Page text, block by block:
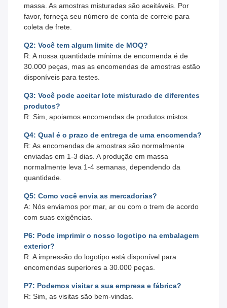
massa. As amostras misturadas são aceitáveis. Por
favor, forneça seu número de conta de correio para
coleta de frete.
Q2: Você tem algum limite de MOQ?
R: A nossa quantidade mínima de encomenda é de
30.000 peças, mas as encomendas de amostras estão
disponíveis para testes.
Q3: Você pode aceitar lote misturado de diferentes
produtos?
R: Sim, apoiamos encomendas de produtos mistos.
Q4: Qual é o prazo de entrega de uma encomenda?
R: As encomendas de amostras são normalmente
enviadas em 1-3 dias. A produção em massa
normalmente leva 1-4 semanas, dependendo da
quantidade.
Q5: Como você envia as mercadorias?
A: Nós enviamos por mar, ar ou com o trem de acordo
com suas exigências.
P6: Pode imprimir o nosso logotipo na embalagem
exterior?
R: A impressão do logotipo está disponível para
encomendas superiores a 30.000 peças.
P7: Podemos visitar a sua empresa e fábrica?
R: Sim, as visitas são bem-vindas.